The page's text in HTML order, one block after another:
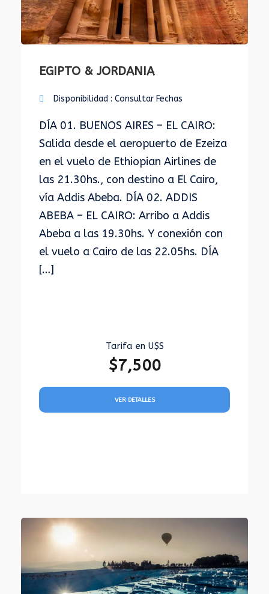
EGIPTO & JORDANIA
Disponibilidad : Consultar Fechas
DÍA 01. BUENOS AIRES – EL CAIRO:
Salida desde el aeropuerto de Ezeiza
en el vuelo de Ethiopian Airlines de
las 21.30hs., con destino a El Cairo,
vía Addis Abeba. DÍA 02. ADDIS
ABEBA – EL CAIRO: Arribo a Addis
Abeba a las 19.30hs. Y conexión con
el vuelo a Cairo de las 22.05hs. DÍA
[…]
Tarifa en U$S
$7,500
VER DETALLES